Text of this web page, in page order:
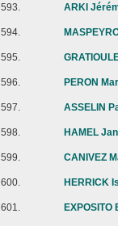
593. ARKI
594.
595.
596. PERON
597. ASSELIN
598. HAMEL
599. CANIVEZ
600. HERRICK
601. EXPOSITO